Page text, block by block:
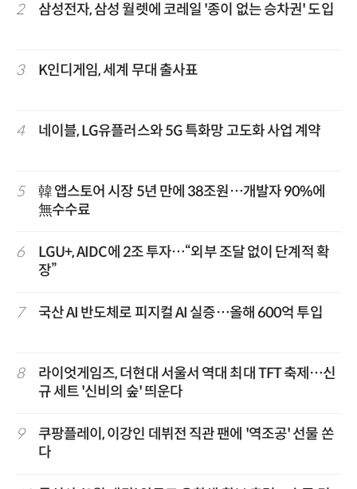
2 삼성전자, 삼성 월렛에 코레일 '종이 없는 승차권' 도입
3 K인디게임, 세계 무대 출사표
4 네이블, LG유플러스와 5G 특화망 고도화 사업 계약
5
韓 앱스토어 시장 5년 만에 38조원…개발자 90%에
無수수료
6
LGU+, AIDC에 2조 투자…“외부 조달 없이 단계적 확
장”
7 국산 AI 반도체로 피지컬 AI 실증…올해 600억 투입
8
라이엇게임즈, 더현대 서울서 역대 최대 TFT 축제…신
규 세트 '신비의 숲' 띄운다
9
쿠팡플레이, 이강인 데뷔전 직관 팬에 '역조공' 선물 쏜
다